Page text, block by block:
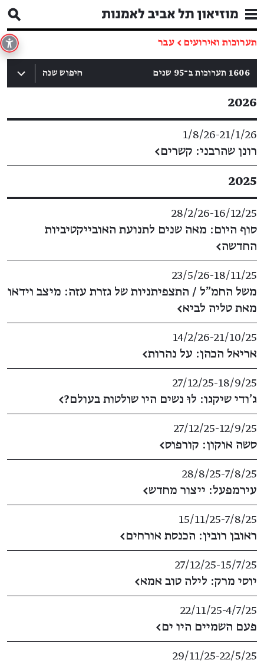
תערוכות ואירועים ← עבר
‫1606 תערוכות ב־95 שנים חיפוש שנה
2026
21/1/26
​-​
1/8/26
רונן שהרבני: קשרים←
2025
16/12/25
​-​
28/2/26
סוף היום: מאה שנים לתנועת האובייקטיביות
החדשה←
18/11/25
​-​
23/5/26
משל החמ"ל / התצפיתניות של גזרת עזה: מיצב וידאו
מאת טליה לביא←
21/10/25
​-​
14/2/26
אריאל הכהן: על נהרות←
18/9/25
​-​
27/12/25
ג'ודי שיקגו: לוּ נשים היו שולטות בעולם?←
12/9/25
​-​
27/12/25
סשה אוקון: קורפוס←
7/8/25
​-​
28/8/25
עירמפעל: ייצור מחדש←
7/8/25
​-​
15/11/25
ראובן רובין: הכנסת אורחים←
15/7/25
​-​
27/12/25
יוסי מרק: לילה טוב אמא←
4/7/25
​-​
22/11/25
פעם השמיים היו ים←
22/5/25
​-​
29/11/25